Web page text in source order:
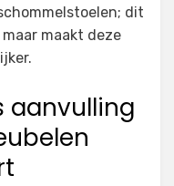
dit
maakt deze
aanvulling